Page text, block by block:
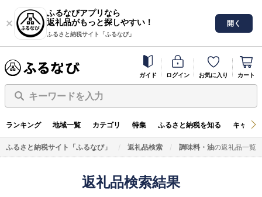
ふるなびアプリなら
返礼品がもっと探しやすい！
ふるさと納税サイト「ふるなび」
開く
ガイド ログイン お気に入り カート
キーワードを入力
ランキング 地域一覧 カテゴリ 特集 ふるさと納税を知る キャン
ふるさと納税サイト「ふるなび」 返礼品検索 調味料・油の返礼品一覧
返礼品検索結果